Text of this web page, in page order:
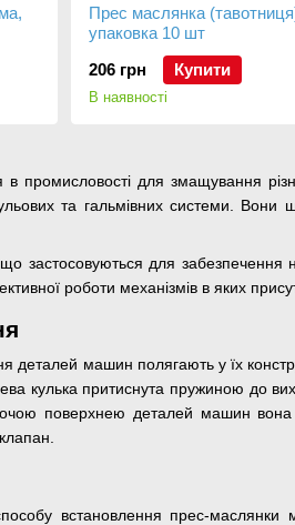
в промисловості для змащування
та гальмівних системи. Вони
застосовуються для забезпечення
роботи механізмів в яких
машин полягають у їх
кулька притиснута пружиною до
поверхнею деталей машин
встановлення прес-маслянки
Прес маслянка
упаковка 10 шт
206 грн
Купити
В наявності